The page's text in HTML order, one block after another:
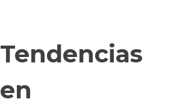
Tendencias
en